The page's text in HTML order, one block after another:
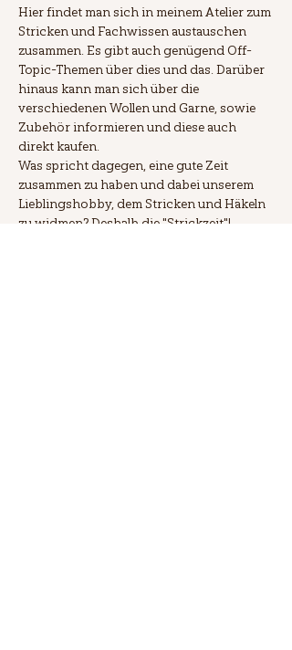
Hier findet man sich in meinem Atelier zum
Stricken und Fachwissen austauschen
zusammen. Es gibt auch genügend Off-
Topic-Themen über dies und das. Darüber
hinaus kann man sich über die
verschiedenen Wollen und Garne, sowie
Zubehör informieren und diese auch
direkt kaufen.
Was spricht dagegen, eine gute Zeit
zusammen zu haben und dabei unserem
Lieblingshobby, dem Stricken und Häkeln
zu widmen? Deshalb die "Strickzeit"!